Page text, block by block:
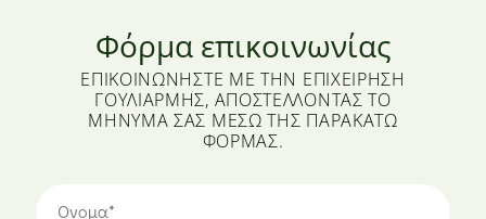
Φόρμα επικοινωνίας
ΕΠΙΚΟΙΝΩΝΉΣΤΕ ΜΕ ΤΗΝ ΕΠΙΧΕΊΡΗΣΗ
ΓΟΥΛΙΑΡΜΉΣ, ΑΠΟΣΤΈΛΛΟΝΤΑΣ ΤΟ
ΜΉΝΥΜΆ ΣΑΣ ΜΈΣΩ ΤΗΣ ΠΑΡΑΚΆΤΩ
ΦΌΡΜΑΣ.